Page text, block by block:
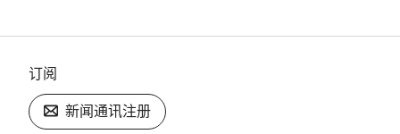
订阅
新闻通讯注册